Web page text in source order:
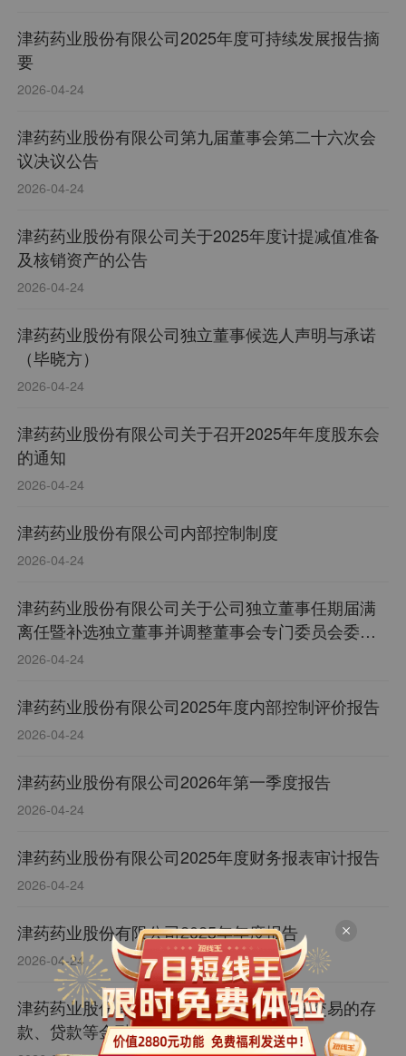
津药药业股份有限公司2025年度可持续发展报告摘
要
2026-04-24
津药药业股份有限公司第九届董事会第二十六次会
议决议公告
2026-04-24
津药药业股份有限公司关于2025年度计提减值准备
及核销资产的公告
2026-04-24
津药药业股份有限公司独立董事候选人声明与承诺
（毕晓方）
2026-04-24
津药药业股份有限公司关于召开2025年年度股东会
的通知
2026-04-24
津药药业股份有限公司内部控制制度
2026-04-24
津药药业股份有限公司关于公司独立董事任期届满
离任暨补选独立董事并调整董事会专门委员会委员
的公告
2026-04-24
津药药业股份有限公司2025年度内部控制评价报告
2026-04-24
津药药业股份有限公司2026年第一季度报告
2026-04-24
津药药业股份有限公司2025年度财务报表审计报告
2026-04-24
津药药业股份有限公司2025年年度报告
2026-04-24
津药药业股份有限公司涉及财务公司关联交易的存
款、贷款等金融业务的专项说明